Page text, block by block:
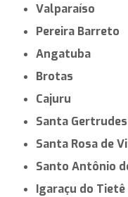
Valparaíso
Pereira Barreto
Angatuba
Brotas
Cajuru
Santa Gertrudes
Santa Rosa de
Santo Antônio
Igaraçu do Tietê